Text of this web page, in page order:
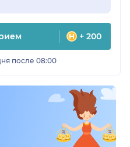
+ 200
после 08:00